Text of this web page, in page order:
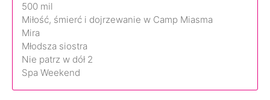
500 mil
Miłość, śmierć i dojrzewanie w Camp Miasma
Mira
Młodsza siostra
Nie patrz w dół 2
Spa Weekend